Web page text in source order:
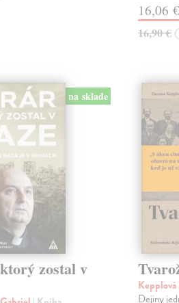
16,06 €
16,90 €
na sklade
zostal v
Kepplová
Dejiny